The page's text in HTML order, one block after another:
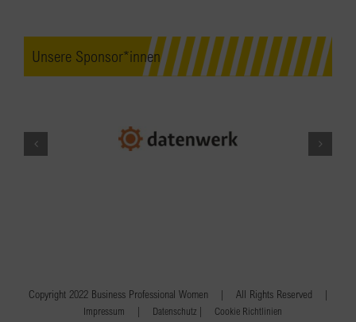
Unsere Sponsor*innen
Copyright 2022 Business Professional Women | All Rights Reserved |
Impressum | Datenschutz | Cookie Richtlinien